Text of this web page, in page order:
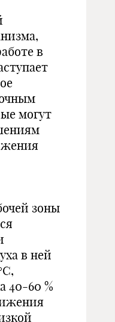
в
могут
зоны
в ней
40-60 %